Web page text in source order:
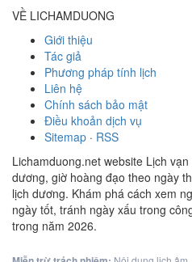
VỀ LICHAMDUONG
Giới thiệu
Tác giả
Phương pháp tính lịch
Liên hệ
Chính sách bảo mật
Điều khoản dịch vụ
Sitemap · RSS
Lichamduong.net website Lịch
dương, giờ hoàng đạo theo ngày
lịch dương. Khám phá cách xem
ngày tốt, tránh ngày xấu trong
trong năm 2026.